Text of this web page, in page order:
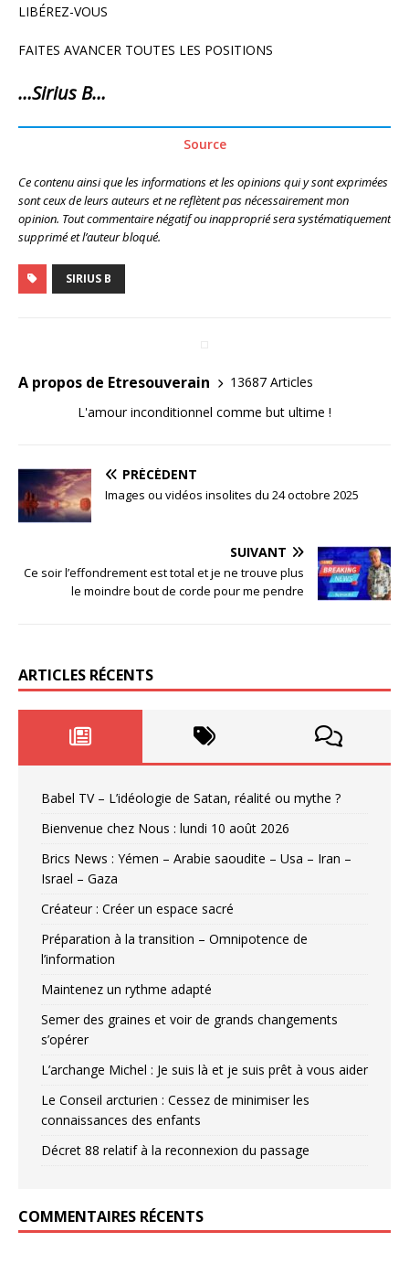
LIBÉREZ-VOUS
FAITES AVANCER TOUTES LES POSITIONS
…Sirius B…
Source
Ce contenu ainsi que les informations et les opinions qui y sont exprimées
sont ceux de leurs auteurs et ne reflètent pas nécessairement mon
opinion. Tout commentaire négatif ou inapproprié sera systématiquement
supprimé et l’auteur bloqué.
SIRIUS B
A propos de Etresouverain
13687 Articles
L'amour inconditionnel comme but ultime !
PRÉCÉDENT
Images ou vidéos insolites du 24 octobre 2025
SUIVANT
Ce soir l’effondrement est total et je ne trouve plus
le moindre bout de corde pour me pendre
ARTICLES RÉCENTS
Babel TV – L’idéologie de Satan, réalité ou mythe ?
Bienvenue chez Nous : lundi 10 août 2026
Brics News : Yémen – Arabie saoudite – Usa – Iran –
Israel – Gaza
Créateur : Créer un espace sacré
Préparation à la transition – Omnipotence de
l’information
Maintenez un rythme adapté
Semer des graines et voir de grands changements
s’opérer
L’archange Michel : Je suis là et je suis prêt à vous aider
Le Conseil arcturien : Cessez de minimiser les
connaissances des enfants
Décret 88 relatif à la reconnexion du passage
COMMENTAIRES RÉCENTS